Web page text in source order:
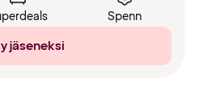
Spenn
jäseneksi